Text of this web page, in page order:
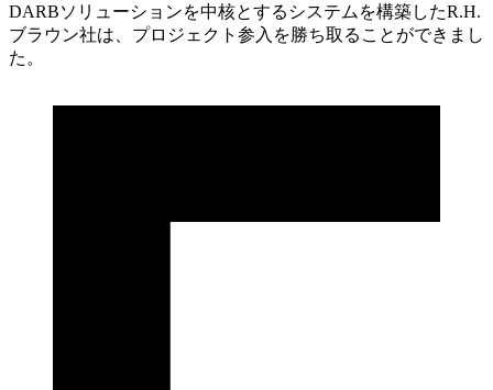
DARBソリューションを中核とするシステムを構築したR.H.
ブラウン社は、プロジェクト参入を勝ち取ることができまし
た。